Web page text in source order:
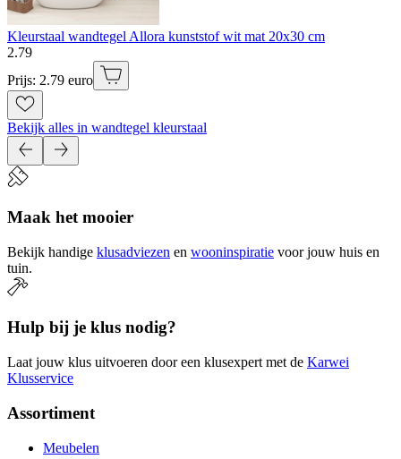
Kleurstaal wandtegel Allora kunststof wit mat 20x30 cm
2.79
Prijs: 2.79 euro
Bekijk alles in wandtegel kleurstaal
Maak het mooier
Bekijk handige klusadviezen en wooninspiratie voor jouw huis en
tuin.
Hulp bij je klus nodig?
Laat jouw klus uitvoeren door een klusexpert met de Karwei
Klusservice
Assortiment
Meubelen